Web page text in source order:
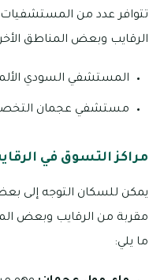
تتوافر عدد من
الرقايب وبعض المناطق
المستشفي السودي
مستشفي عجمان
مراكز التسوق في
يمكن للسكان التوجه إلى
مقربة من الرقايب وبعض
ما يلي: